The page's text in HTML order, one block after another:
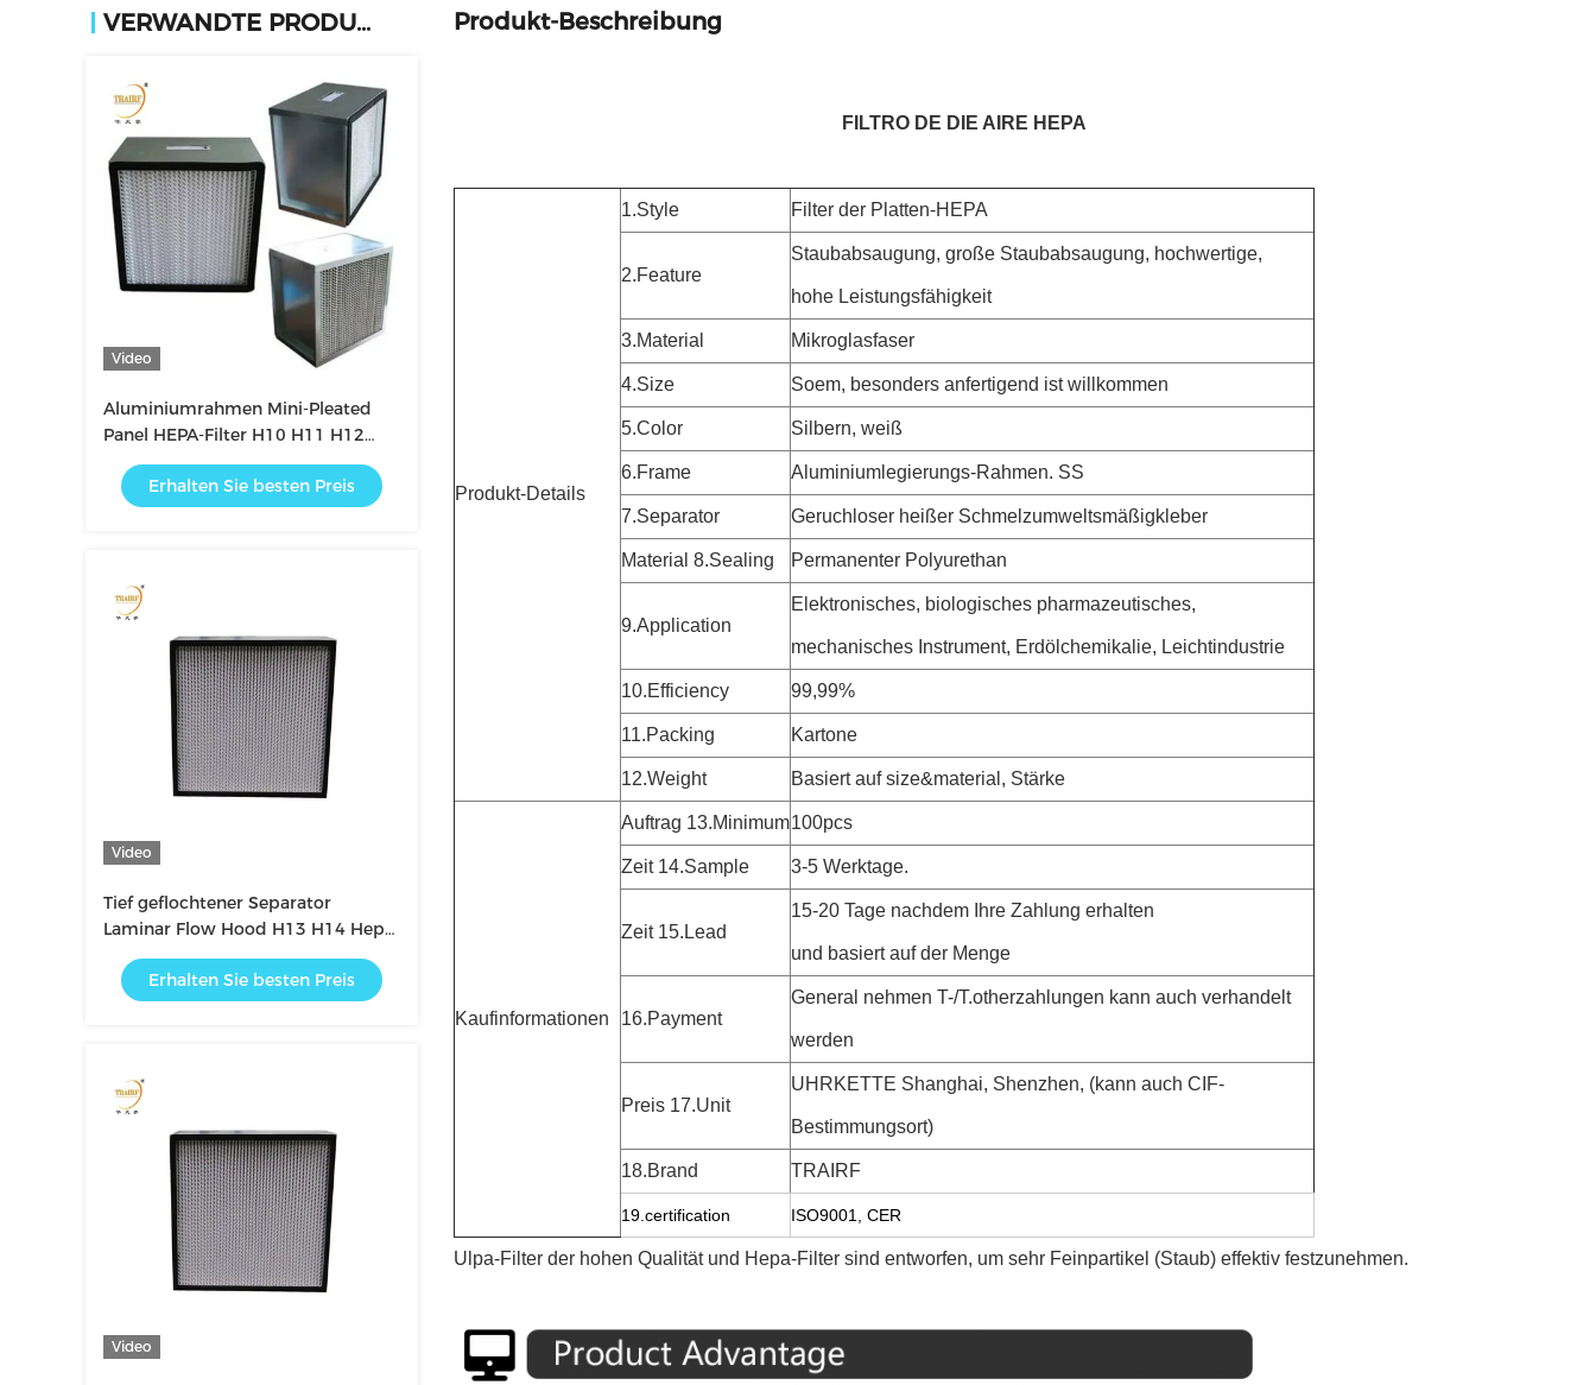
VERWANDTE PRODUKTE
Video
Aluminiumrahmen Mini-Pleated
Panel HEPA-Filter H10 H11 H12
H13 Laminar Flow Hood Hepa-
Filter
Erhalten Sie besten Preis
Video
Tief geflochtener Separator
Laminar Flow Hood H13 H14 Hepa
Filter
Erhalten Sie besten Preis
Video
Produkt-Beschreibung
FILTRO DE DIE AIRE HEPA
Produkt-Details
1.Style Filter der Platten-HEPA
2.Feature
Staubabsaugung, große Staubabsaugung, hochwertige,
hohe Leistungsfähigkeit
3.Material Mikroglasfaser
4.Size Soem, besonders anfertigend ist willkommen
5.Color Silbern, weiß
6.Frame Aluminiumlegierungs-Rahmen. SS
7.Separator Geruchloser heißer Schmelzumweltsmäßigkleber
Material 8.Sealing Permanenter Polyurethan
9.Application
Elektronisches, biologisches pharmazeutisches,
mechanisches Instrument, Erdölchemikalie, Leichtindustrie
10.Efficiency 99,99%
11.Packing Kartone
12.Weight Basiert auf size&material, Stärke
Kaufinformationen
Auftrag 13.Minimum100pcs
Zeit 14.Sample 3-5 Werktage.
Zeit 15.Lead
15-20 Tage nachdem Ihre Zahlung erhalten
und basiert auf der Menge
16.Payment
General nehmen T-/T.otherzahlungen kann auch verhandelt
werden
Preis 17.Unit
UHRKETTE Shanghai, Shenzhen, (kann auch CIF-
Bestimmungsort)
18.Brand TRAIRF
19.certification ISO9001, CER
Ulpa-Filter der hohen Qualität und Hepa-Filter sind entworfen, um sehr Feinpartikel (Staub) effektiv festzunehmen.